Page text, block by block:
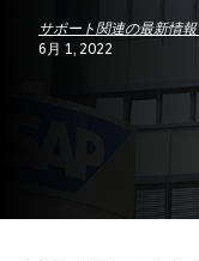
サポート関連の最新情報
6月 1, 2022